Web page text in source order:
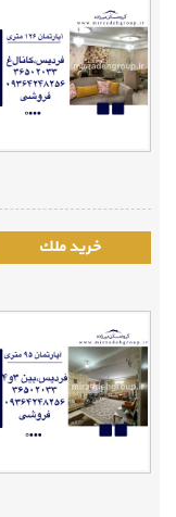
تومان
قيمت متري :
تومان
متراژ :126 متر
1405/03/19
آدرس : فردیس بین
اپارتمان 95 متری فردیس
قيمت :7,400,000,000
تومان
قيمت متري :
تومان
متراژ :95 متر
1405/03/19
آدرس : فردیس بین